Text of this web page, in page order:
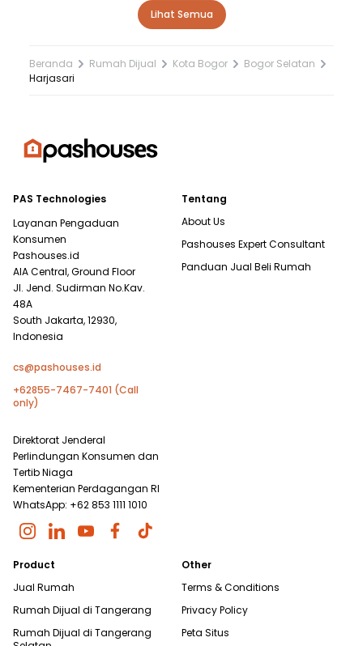
Lihat Semua
Beranda Rumah Dijual Kota Bogor
Bogor Selatan
Harjasari
PAS Technologies
Layanan Pengaduan
Konsumen
Pashouses.id
AIA Central, Ground Floor
Jl. Jend. Sudirman No.Kav.
48A
South Jakarta, 12930,
Indonesia
cs@pashouses.id
+62855-7467-7401 (Call
only)
Direktorat Jenderal
Perlindungan Konsumen dan
Tertib Niaga
Kementerian Perdagangan RI
WhatsApp: +62 853 1111 1010
Tentang
About Us
Pashouses Expert Consultant
Panduan Jual Beli Rumah
Product
Jual Rumah
Rumah Dijual di Tangerang
Rumah Dijual di Tangerang
Other
Terms & Conditions
Privacy Policy
Peta Situs